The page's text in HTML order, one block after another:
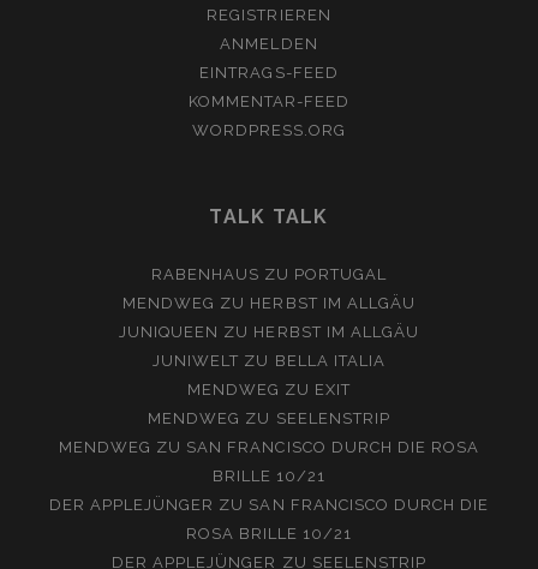
REGISTRIEREN
ANMELDEN
EINTRAGS-FEED
KOMMENTAR-FEED
WORDPRESS.ORG
TALK TALK
RABENHAUS ZU PORTUGAL
MENDWEG ZU HERBST IM ALLGÄU
JUNIQUEEN ZU HERBST IM ALLGÄU
JUNIWELT ZU BELLA ITALIA
MENDWEG ZU EXIT
MENDWEG ZU SEELENSTRIP
MENDWEG ZU SAN FRANCISCO DURCH DIE ROSA
BRILLE 10/21
DER APPLEJÜNGER ZU SAN FRANCISCO DURCH DIE
ROSA BRILLE 10/21
DER APPLEJÜNGER ZU SEELENSTRIP